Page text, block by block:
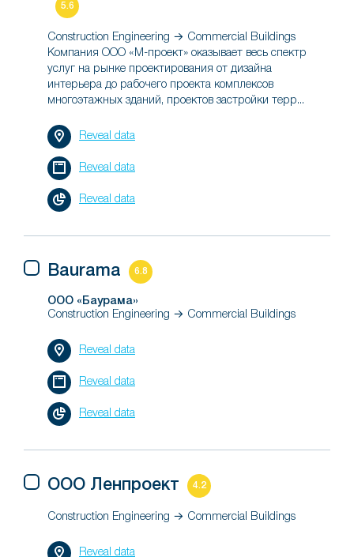
5.6
Construction Engineering → Commercial Buildings
Компания ООО «М-проект» оказывает весь спектр
услуг на рынке проектирования от дизайна
интерьера до рабочего проекта комплексов
многоэтажных зданий, проектов застройки терр...
Reveal data
Reveal data
Reveal data
Baurama 6.8
ООО «Баурама»
Construction Engineering → Commercial Buildings
Reveal data
Reveal data
Reveal data
ООО Ленпроект 4.2
Construction Engineering → Commercial Buildings
Reveal data